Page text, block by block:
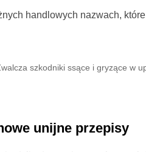
handlowych nazwach,
szkodniki ssące i gryzące w
unijne przepisy